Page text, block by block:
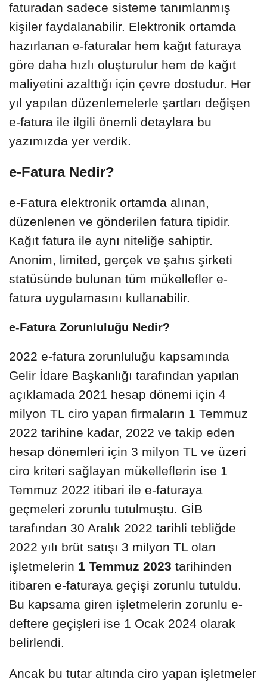
faturadan sadece sisteme tanımlanmış
kişiler faydalanabilir. Elektronik ortamda
hazırlanan e-faturalar hem kağıt faturaya
göre daha hızlı oluşturulur hem de kağıt
maliyetini azalttığı için çevre dostudur. Her
yıl yapılan düzenlemelerle şartları değişen
e-fatura ile ilgili önemli detaylara bu
yazımızda yer verdik.
e-Fatura Nedir?
e-Fatura elektronik ortamda alınan,
düzenlenen ve gönderilen fatura tipidir.
Kağıt fatura ile aynı niteliğe sahiptir.
Anonim, limited, gerçek ve şahıs şirketi
statüsünde bulunan tüm mükellefler e-
fatura uygulamasını kullanabilir.
e-Fatura Zorunluluğu Nedir?
2022 e-fatura zorunluluğu kapsamında
Gelir İdare Başkanlığı tarafından yapılan
açıklamada 2021 hesap dönemi için 4
milyon TL ciro yapan firmaların 1 Temmuz
2022 tarihine kadar, 2022 ve takip eden
hesap dönemleri için 3 milyon TL ve üzeri
ciro kriteri sağlayan mükelleflerin ise 1
Temmuz 2022 itibari ile e-faturaya
geçmeleri zorunlu tutulmuştu. GİB
tarafından 30 Aralık 2022 tarihli tebliğde
2022 yılı brüt satışı 3 milyon TL olan
işletmelerin 1 Temmuz 2023 tarihinden
itibaren e-faturaya geçişi zorunlu tutuldu.
Bu kapsama giren işletmelerin zorunlu e-
deftere geçişleri ise 1 Ocak 2024 olarak
belirlendi.
Ancak bu tutar altında ciro yapan işletmeler